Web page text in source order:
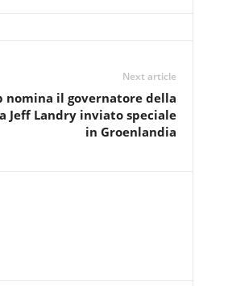
Next article
nomina il governatore della
Jeff Landry inviato speciale
in Groenlandia